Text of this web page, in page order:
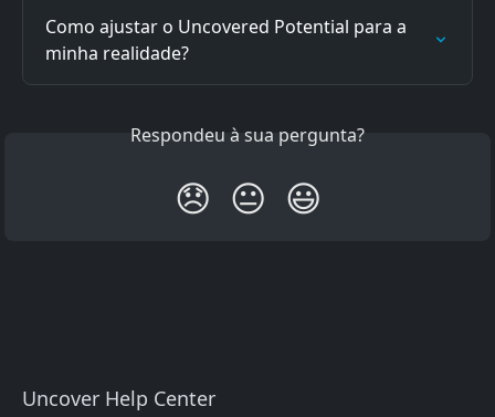
Como ajustar o Uncovered Potential para a
minha realidade?
Respondeu à sua pergunta?
😞 😐 😃
Uncover Help Center